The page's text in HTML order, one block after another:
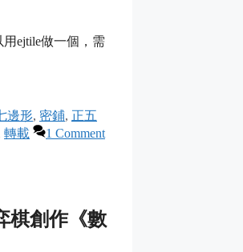
ejtile做一個，需
邊形, 密鋪, 正五
轉載 1 Comment
棋創作《數